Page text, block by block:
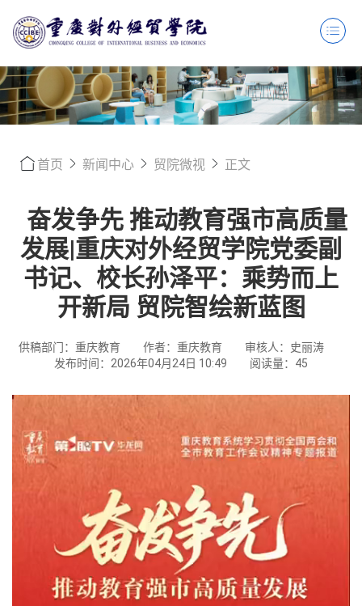
首页 新闻中心 贸院微视 正文
奋发争先 推动教育强市高质量
发展|重庆对外经贸学院党委副
书记、校长孙泽平：乘势而上
开新局 贸院智绘新蓝图
供稿部门：重庆教育 作者：重庆教育
审核人：史丽涛
发布时间：2026年04月24日 10:49
阅读量： 45